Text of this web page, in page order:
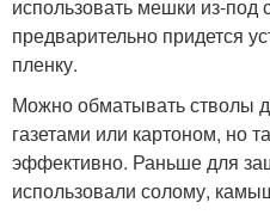
использовать мешки из-под
предварительно придется
пленку.
Можно обматывать стволы
газетами или картоном, но
эффективно. Раньше для
использовали солому,